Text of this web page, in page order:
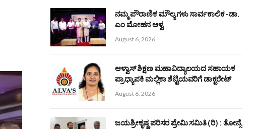
ನಮ್ಮ ಪೌರಾಣಿಕ ಮೌಲ್ಯಗಳು ಸಾರ್ವಕಾಲಿಕ -ಡಾ.
ಎಂ ಮೋಹನ ಆಳ್ವ
August 6, 2026
ಆಳ್ವಾಸ್ ಶಿಕ್ಷಣ ಮಹಾವಿದ್ಯಾಲಯದ ಸಹಾಯಕ
ಪ್ರಾಧ್ಯಾಪಕಿ ಮಲ್ಲಿಕಾ ಶೆಟ್ಟಿಯವರಿಗೆ ಡಾಕ್ಟರೇಟ್
August 6, 2026
ಜಯಶ್ರೀಕೃಷ್ಣ ಪರಿಸರ ಪ್ರೇಮಿ ಸಮಿತಿ (ರಿ) : ತೋನ್ಸೆ